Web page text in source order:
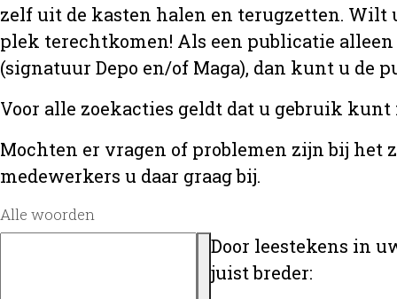
zelf uit de kasten halen en terugzetten. Wilt
plek terechtkomen! Als een publicatie
(signatuur Depo en/of Maga), dan kunt u de
Voor alle zoekacties geldt dat u gebruik
Mochten er vragen of problemen zijn bij het
medewerkers u daar graag bij.
Alle woorden
Door leestekens in
juist breder: